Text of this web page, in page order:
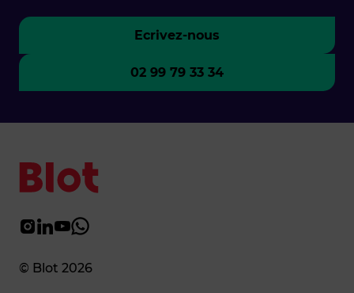
Ecrivez-nous
02 99 79 33 34
© Blot 2026